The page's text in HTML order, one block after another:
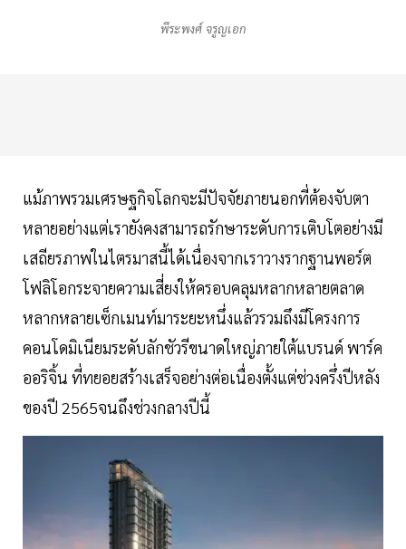
พีระพงศ์ จรูญเอก
แม้ภาพรวมเศรษฐกิจโลกจะมีปัจจัยภายนอกที่ต้องจับตา
หลายอย่างแต่เรายังคงสามารถรักษาระดับการเติบโตอย่างมี
เสถียรภาพในไตรมาสนี้ได้เนื่องจากเราวางรากฐานพอร์ต
โฟลิโอกระจายความเสี่ยงให้ครอบคลุมหลากหลายตลาด
หลากหลายเซ็กเมนท์มาระยะหนึ่งแล้วรวมถึงมีโครงการ
คอนโดมิเนียมระดับลักชัวรีขนาดใหญ่ภายใต้แบรนด์ พาร์ค
ออริจิ้น ที่ทยอยสร้างเสร็จอย่างต่อเนื่องตั้งแต่ช่วงครึ่งปีหลัง
ของปี 2565จนถึงช่วงกลางปีนี้